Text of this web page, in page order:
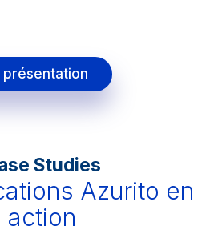
présentation
Studies
Azurito en
action